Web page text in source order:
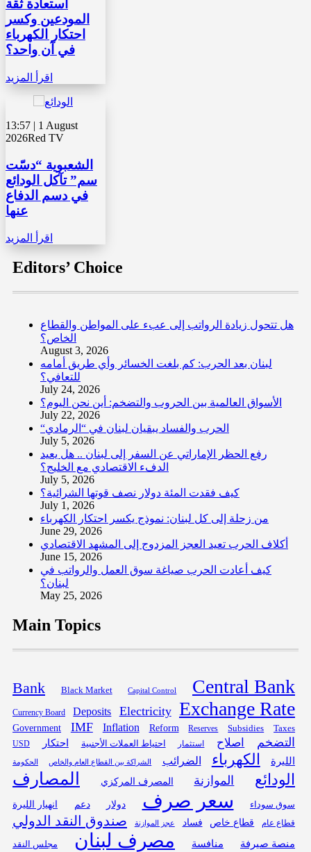
استعادة ثقة
المودعين وكسر
احتكار الكهرباء
في آن واحد؟
اقرأ المزيد
13:57 | 1 August
2026Red TV
الشعبوية “دسّت
سم” تآكل الودائع
في دسم الدفاع
عنها
اقرأ المزيد
Editors’ Choice
هل تتحول زيادة الرواتب إلى عبء على المواطن والقطاع
الخاص؟
August 3, 2026
لبنان بعد الحرب: كم بلغت الخسائر وأي طريق أمامه
للتعافي؟
July 24, 2026
الأسواق العالمية بين الحروب والتضخم: أين نحن اليوم؟
July 22, 2026
“الحرب والفساد يبقيان لبنان في “الرمادي
July 5, 2026
رفع الحظر الإماراتي عن السفر إلى لبنان .. هل يعيد
الدفء الاقتصادي مع الخليج؟
July 5, 2026
كيف فقدت المئة دولار نصف قوتها الشرائية؟
July 1, 2026
من زحلة إلى كل لبنان: نموذج يكسر احتكار الكهرباء
June 29, 2026
أكلاف الحرب تعيد العجز المزدوج إلى المشهد الاقتصادي
June 15, 2026
كيف أعادت الحرب صياغة سوق العمل والرواتب في
لبنان؟
May 25, 2026
Main Topics
Bank Black Market Capital Control Central Bank
Currency Board Deposits Electricity Exchange Rate
Government IMF Inflation Reform Reserves Subsidies
Taxes
USD
احتكار احتياط العملات الأجنبية استثمار اصلاح التضخم
الحكومة الشراكة بين القطاع العام والخاص الضرائب الكهرباء الليرة
المصارف المصرف المركزي الموازنة الودائع
انهيار الليرة دعم دولار سعر صرف سوق سوداء
صندوق النقد الدولي عجز الموازنة فساد قطاع خاص قطاع عام
مجلس النقد مصرف لبنان منافسة منصة صيرفة